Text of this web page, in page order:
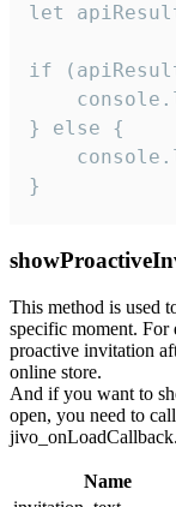
let
if
} else {
}
This method is used
specific moment. For
proactive invitation
online store.
And if you want to
open, you need to
jivo_onLoadCallback.
Name